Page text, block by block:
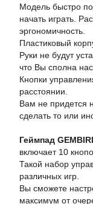
Модель быстро
начать играть.
эргономичность.
Пластиковый
Руки не будут
что Вы сполна
Кнопки
расстоянии.
Вам не придется
сделать то или
Геймпад
включает 10
Такой набор
различных игр.
Вы сможете
максимум от